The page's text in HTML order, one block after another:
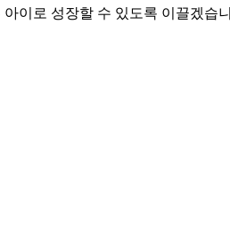
이로 성장할 수 있도록 이끌겠습